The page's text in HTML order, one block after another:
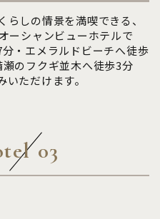
しの情景を満喫できる、
ーシャンビューホテルで
・エメラルドビーチへ徒歩
のフクギ並木へ徒歩3分
ただけます。
03